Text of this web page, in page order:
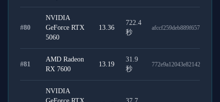
#80
NVIDIA
GeForce RTX
5060
13.36
722.4
秒
afccf259deb889f657ef
#81
AMD Radeon
RX 7600
13.19
31.9
秒
772e9a12043e82142fc9
NVIDIA